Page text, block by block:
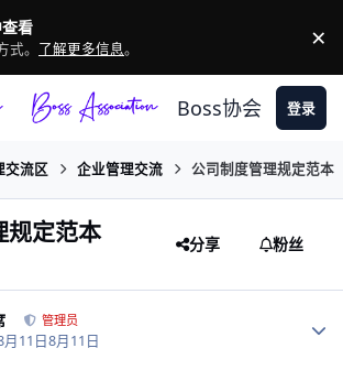
看
。 了解更多信息。 ×
Boss协会 登录
交流区 企业管理交流 公司制度管理规定范本
规定范本 分享 粉丝
管理员
月11日8月11日